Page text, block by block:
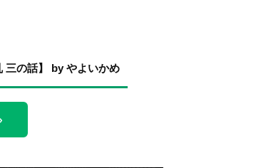
三の話】 by やよいかめ